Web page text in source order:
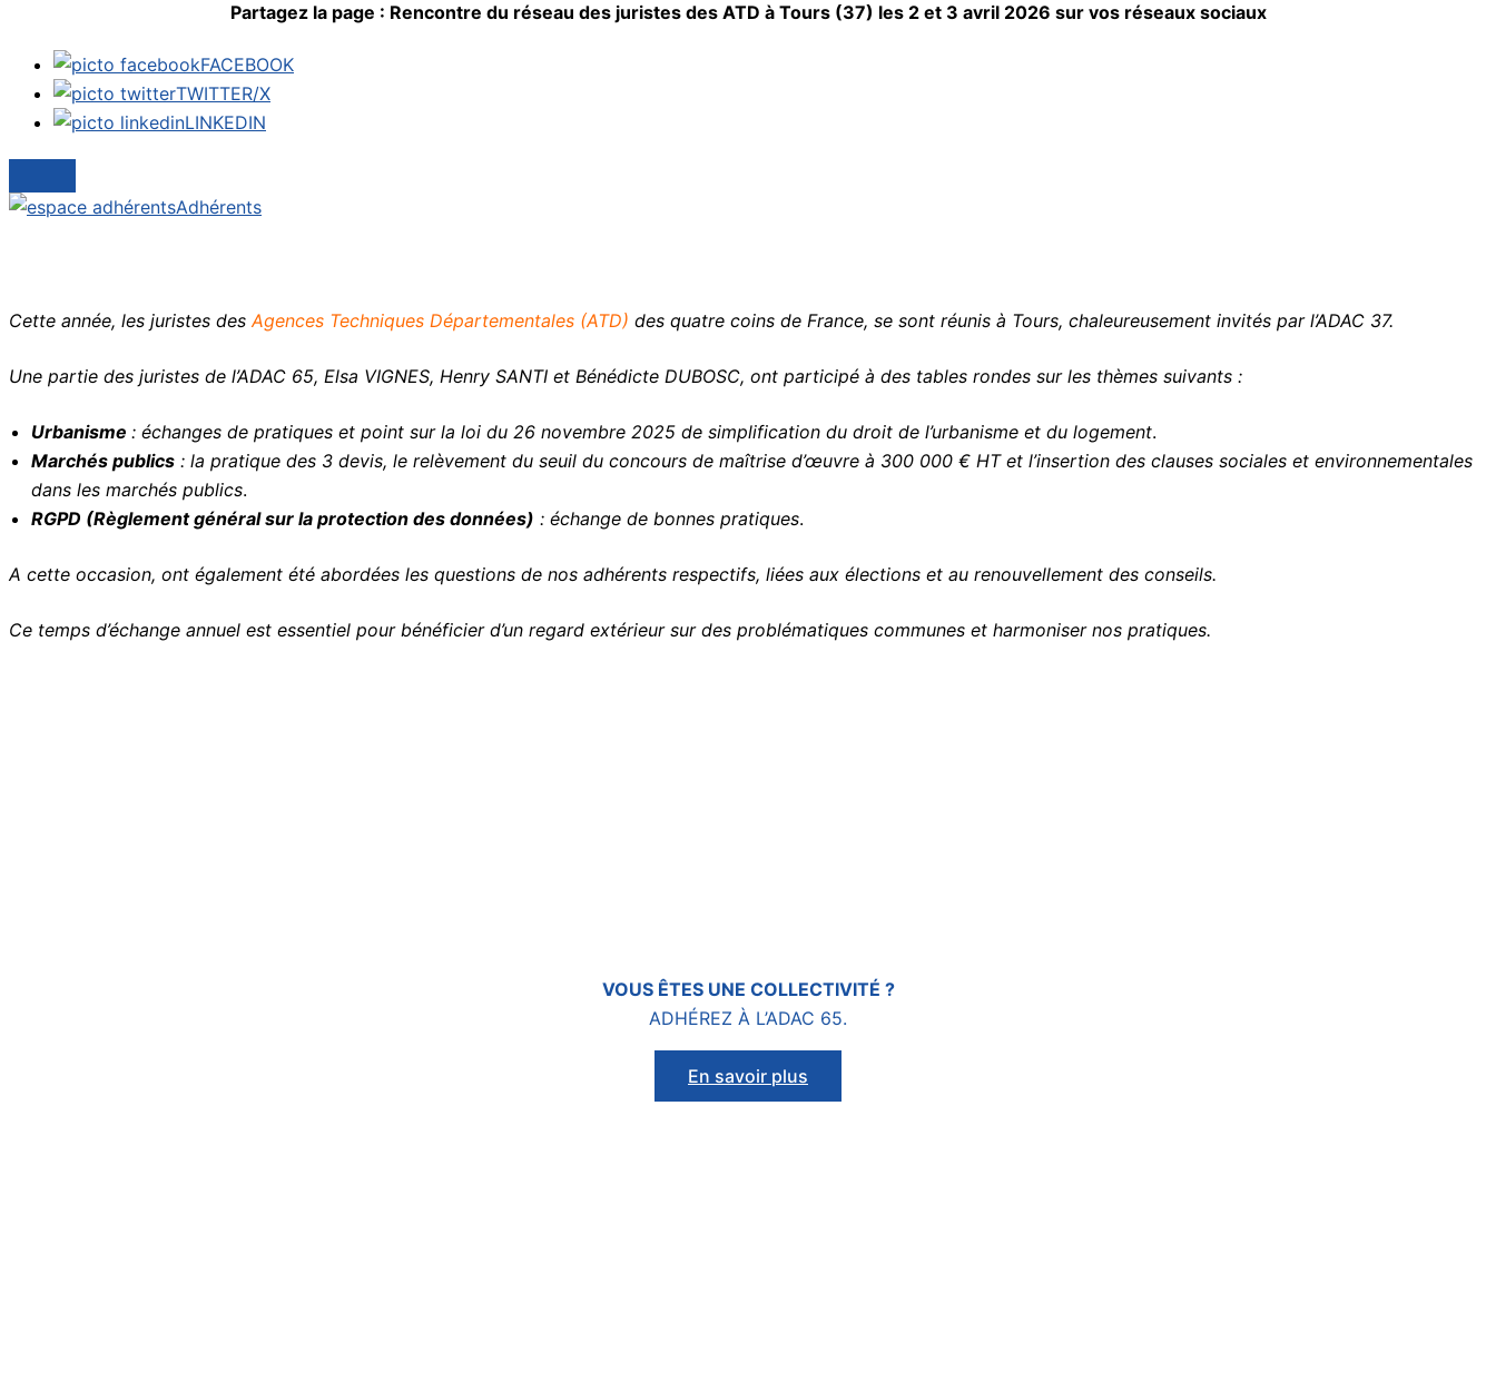
Partagez la page : Rencontre du réseau des juristes des ATD à Tours (37) les 2 et 3 avril 2026 sur vos réseaux sociaux
FACEBOOK
TWITTER/X
LINKEDIN
Adhérents
Cette année, les juristes desAgences Techniques Départementales (ATD) des quatre coins de France, se sont réunis à Tours, chaleureusement invités par l’ADAC 37.
Une partie des juristes de l’ADAC 65, Elsa VIGNES, Henry SANTI et Bénédicte DUBOSC, ont participé à des tables rondes sur les thèmes suivants :
Urbanisme : échanges de pratiques et point sur la loi du 26 novembre 2025 de simplification du droit de l’urbanisme et du logement.
Marchés publics : la pratique des 3 devis, le relèvement du seuil du concours de maîtrise d’œuvre à 300 000 € HT et l’insertion des clauses sociales et environnementales
dans les marchés publics.
RGPD (Règlement général sur la protection des données) : échange de bonnes pratiques.
A cette occasion, ont également été abordées les questions de nos adhérents respectifs, liées aux élections et au renouvellement des conseils.
Ce temps d’échange annuel est essentiel pour bénéficier d’un regard extérieur sur des problématiques communes et harmoniser nos pratiques.
VOUS ÊTES UNE COLLECTIVITÉ ?
ADHÉREZ À L’ADAC 65.
En savoir plus